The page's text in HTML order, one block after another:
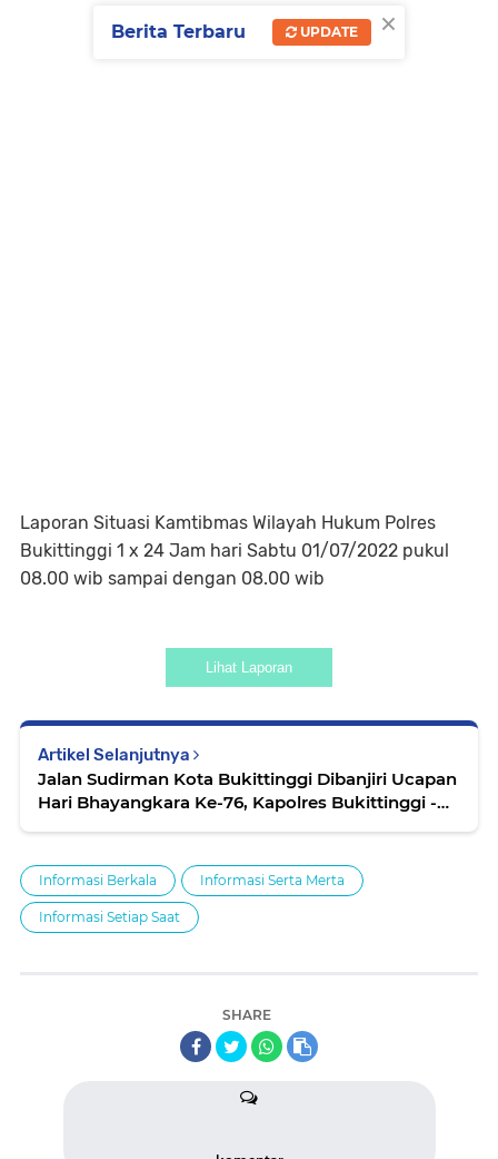
Laporan Situasi Kamtibmas Wilayah Hukum Polres
Bukittinggi 1 x 24 Jam hari Sabtu 01/07/2022 pukul
08.00 wib sampai dengan 08.00 wib
Lihat Laporan
Artikel Selanjutnya
Jalan Sudirman Kota Bukittinggi Dibanjiri Ucapan
Hari Bhayangkara Ke-76, Kapolres Bukittinggi -
Informasi Berkala Informasi Serta Merta
Informasi Setiap Saat
SHARE
×
Berita Terbaru UPDATE